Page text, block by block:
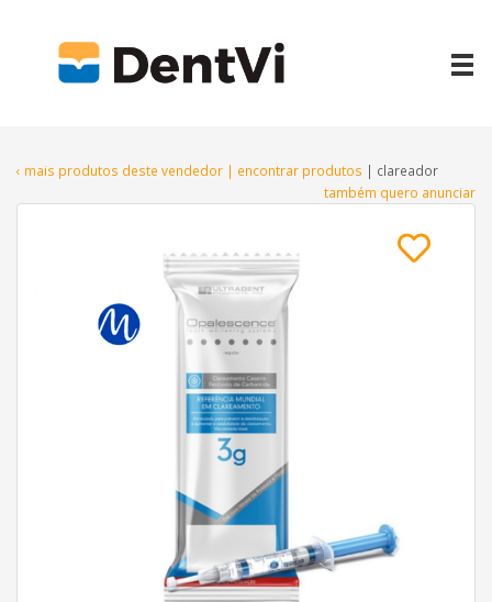
‹ mais produtos deste vendedor | encontrar produtos | clareador
também quero anunciar